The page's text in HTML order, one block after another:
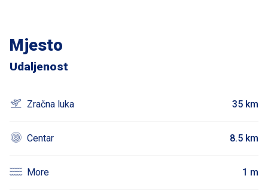
Mjesto
Udaljenost
Zračna luka 35 km
Centar 8.5 km
More 1 m